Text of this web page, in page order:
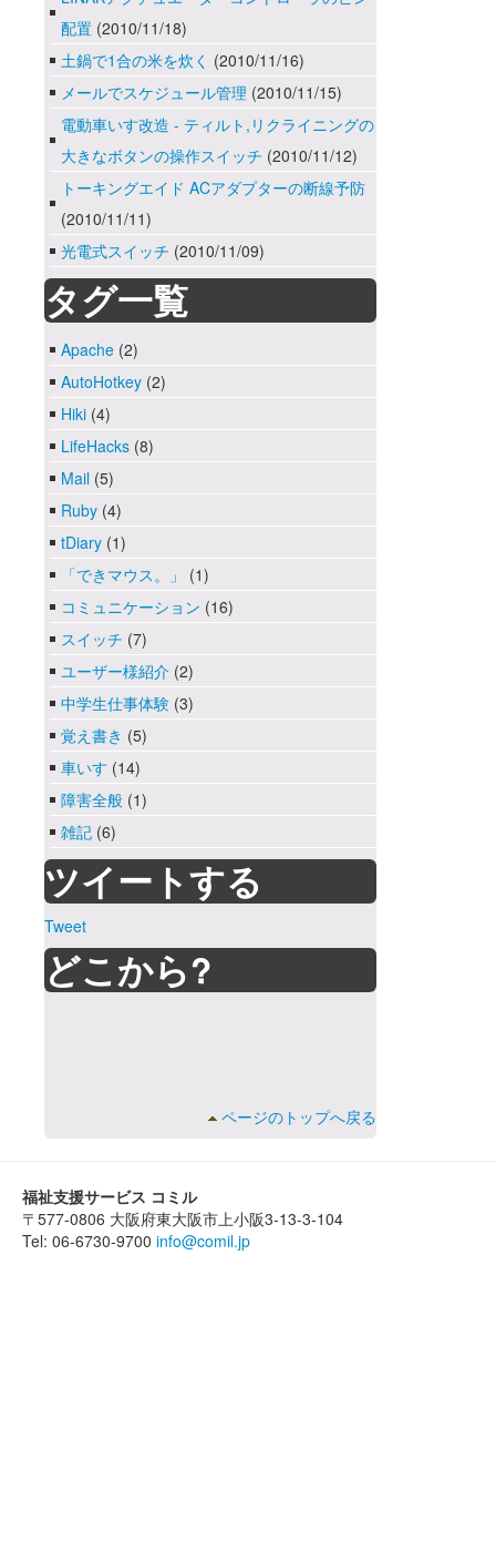
配置 (2010/11/18)
土鍋で1合の米を炊く (2010/11/16)
メールでスケジュール管理 (2010/11/15)
電動車いす改造 - ティルト,リクライニングの
大きなボタンの操作スイッチ (2010/11/12)
トーキングエイド ACアダプターの断線予防
(2010/11/11)
光電式スイッチ (2010/11/09)
タグ一覧
Apache (2)
AutoHotkey (2)
Hiki (4)
LifeHacks (8)
Mail (5)
Ruby (4)
tDiary (1)
「できマウス。」
(1)
コミュニケーション (16)
スイッチ (7)
ユーザー様紹介 (2)
中学生仕事体験 (3)
覚え書き (5)
車いす (14)
障害全般 (1)
雑記 (6)
ツイートする
Tweet
どこから?
ページのトップへ戻る
福祉支援サービス コミル
〒577-0806 大阪府東大阪市上小阪3-13-3-104
Tel: 06-6730-9700 info@comil.jp